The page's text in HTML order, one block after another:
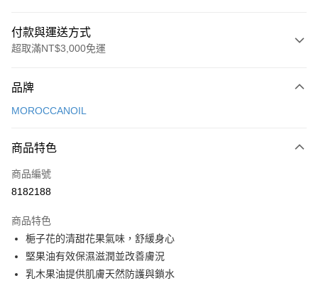
付款與運送方式
超取滿NT$3,000免運
信用卡一次付款
Apple Pay
街口支付
Google Pay
AFTEE先享後付
相關說明
品牌
MOROCCANOIL
商品特色
商品編號
8182188
商品特色
梔子花的清甜花果氣味，舒緩身心
堅果油有效保濕滋潤並改善膚況
乳木果油提供肌膚天然防護與鎖水